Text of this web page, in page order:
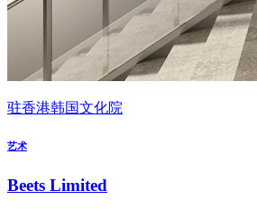
驻香港韩国文化院
艺术
Beets Limited